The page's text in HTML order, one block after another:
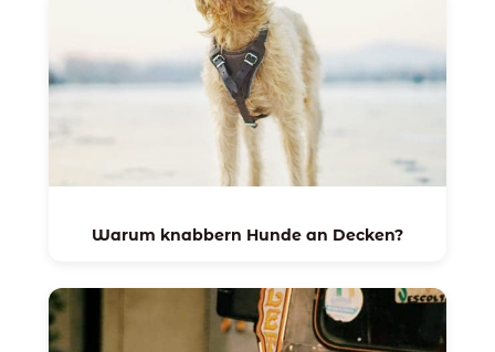
Warum knabbern Hunde an Decken?